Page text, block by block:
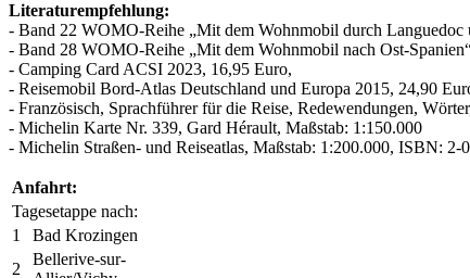
Literaturempfehlung:
- Band 22 WOMO-Reihe „Mit dem Wohnmobil durch
- Band 28 WOMO-Reihe „Mit dem Wohnmobil nach Ost-
- Camping Card ACSI 2023, 16,95 Euro,
- Reisemobil Bord-Atlas Deutschland und Europa 2015, 24,90
- Französisch, Sprachführer für die Reise, Redewendungen,
- Michelin Karte Nr. 339, Gard Hérault, Maßstab: 1:150.000
- Michelin Straßen- und Reiseatlas, Maßstab: 1:200.000, ISBN: 2-
Anfahrt:
Tagesetappe nach:
1
Bad Krozingen
2
Bellerive-sur-